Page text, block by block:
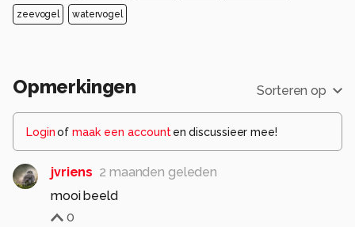
zeevogel watervogel
Opmerkingen Sorteren op
Loginof maak een account en discussieer mee!
jvriens 2 maanden geleden
mooi beeld
0